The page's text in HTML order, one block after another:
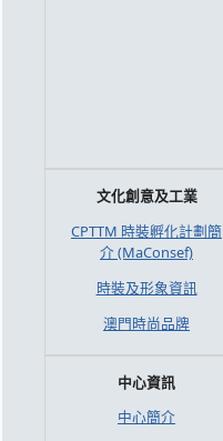
文化創意及工業
CPTTM 時裝孵化計劃簡
介 (MaConsef)
時裝及形象資訊
澳門時尚品牌
中心資訊
中心簡介